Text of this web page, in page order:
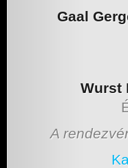
Gaal
Wurst
A